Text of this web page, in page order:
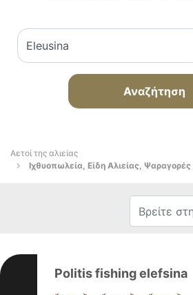
Αναζήτηση
Αετοί της αλιείας
Ιχθυοπωλεία, Είδη Αλιείας,
Politis fishing elefsina